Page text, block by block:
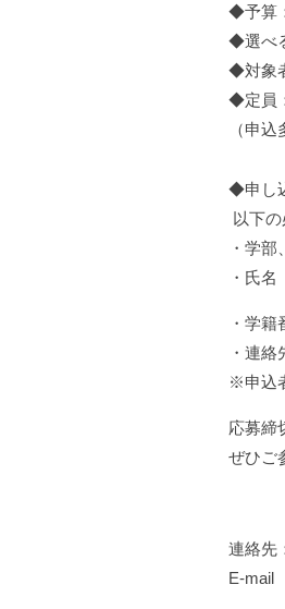
◆予算
◆選べ
◆対象
◆定員
（申
◆申し
以下
・学
・氏名
・学籍
・連
※申込
応募締
ぜひご
連絡先
E-mail